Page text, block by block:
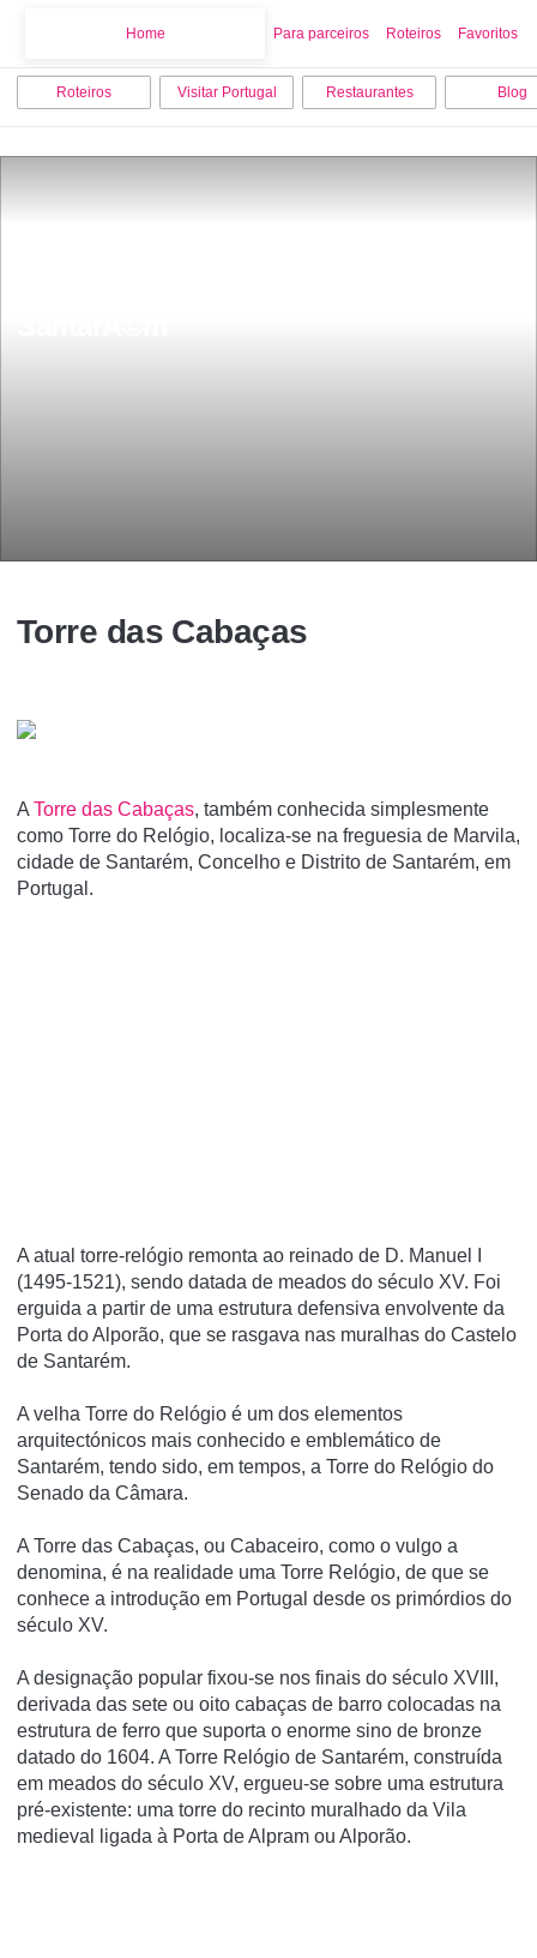
Home Para parceiros Roteiros Favoritos
Roteiros Visitar Portugal Restaurantes Blog
Torre das Cabaças
A Torre das Cabaças, também conhecida simplesmente
como Torre do Relógio, localiza-se na freguesia de Marvila,
cidade de Santarém, Concelho e Distrito de Santarém, em
Portugal.
A atual torre-relógio remonta ao reinado de D. Manuel I
(1495-1521), sendo datada de meados do século XV. Foi
erguida a partir de uma estrutura defensiva envolvente da
Porta do Alporão, que se rasgava nas muralhas do Castelo
de Santarém.
A velha Torre do Relógio é um dos elementos
arquitectónicos mais conhecido e emblemático de
Santarém, tendo sido, em tempos, a Torre do Relógio do
Senado da Câmara.
A Torre das Cabaças, ou Cabaceiro, como o vulgo a
denomina, é na realidade uma Torre Relógio, de que se
conhece a introdução em Portugal desde os primórdios do
século XV.
A designação popular fixou-se nos finais do século XVIII,
derivada das sete ou oito cabaças de barro colocadas na
estrutura de ferro que suporta o enorme sino de bronze
datado do 1604. A Torre Relógio de Santarém, construída
em meados do século XV, ergueu-se sobre uma estrutura
pré-existente: uma torre do recinto muralhado da Vila
medieval ligada à Porta de Alpram ou Alporão.